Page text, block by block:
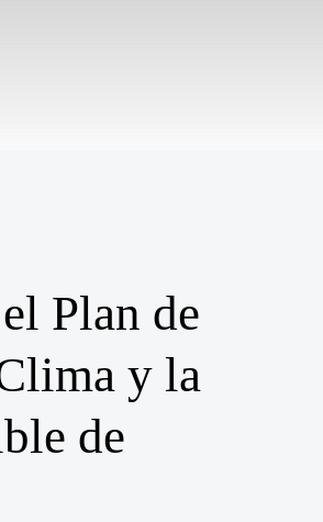
Plan de
y la
de